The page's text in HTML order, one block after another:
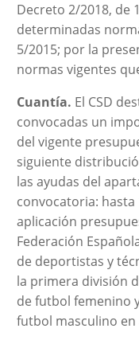
Decreto 2/2018, de
determinadas
5/2015; por la
normas vigentes
Cuantía. El CSD
convocadas un
del vigente
siguiente
las ayudas del
convocatoria: hasta
aplicación
Federación
de deportistas y
la primera división
de futbol femenino
futbol masculino en